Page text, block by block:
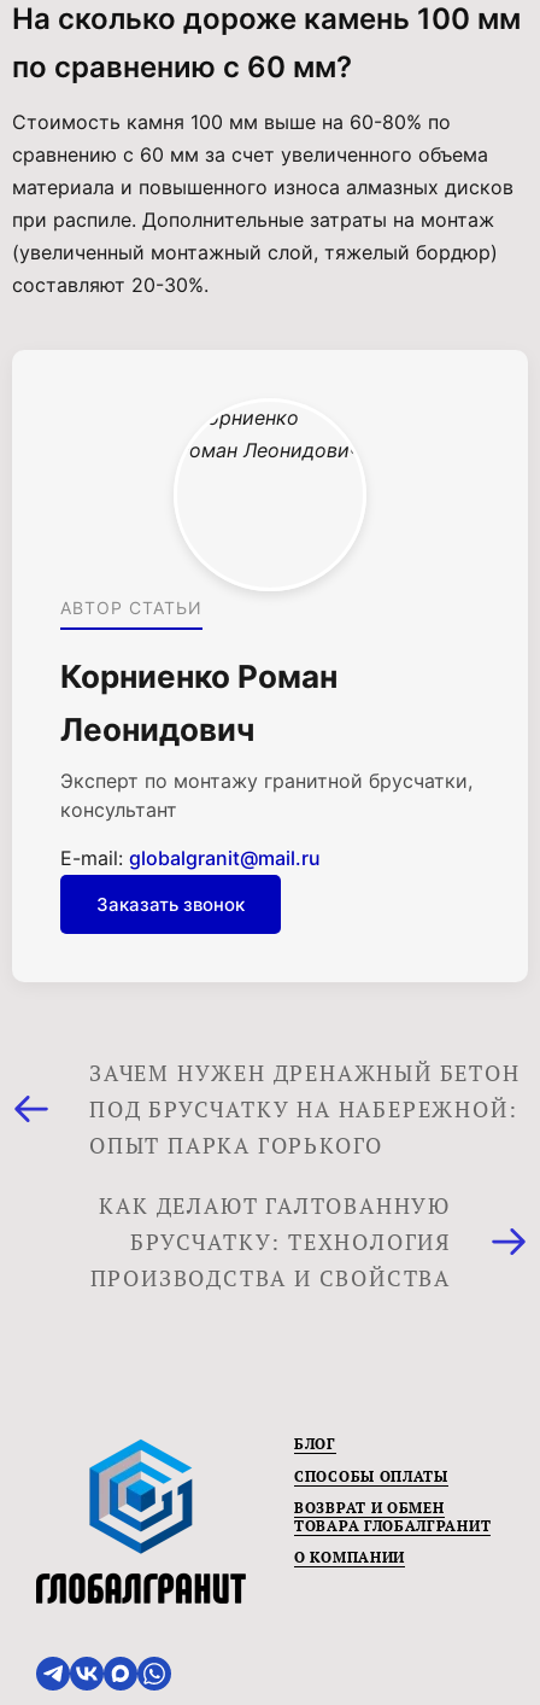
На сколько дороже камень 100 мм
по сравнению с 60 мм?
Стоимость камня 100 мм выше на 60-80% по
сравнению с 60 мм за счет увеличенного объема
материала и повышенного износа алмазных дисков
при распиле. Дополнительные затраты на монтаж
(увеличенный монтажный слой, тяжелый бордюр)
составляют 20-30%.
АВТОР СТАТЬИ
Корниенко Роман
Леонидович
Эксперт по монтажу гранитной брусчатки,
консультант
E-mail: globalgranit@mail.ru
Заказать звонок
ЗАЧЕМ НУЖЕН ДРЕНАЖНЫЙ БЕТОН
ПОД БРУСЧАТКУ НА НАБЕРЕЖНОЙ:
ОПЫТ ПАРКА ГОРЬКОГО
КАК ДЕЛАЮТ ГАЛТОВАННУЮ
БРУСЧАТКУ: ТЕХНОЛОГИЯ
ПРОИЗВОДСТВА И СВОЙСТВА
БЛОГ
СПОСОБЫ ОПЛАТЫ
ВОЗВРАТ И ОБМЕН
ТОВАРА ГЛОБАЛГРАНИТ
О КОМПАНИИ